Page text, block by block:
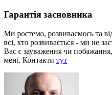
Гарантія засновника
Ми ростемо, розвиваємось та
всі, хто розвивається - ми не
Вас є зауваження чи
мені. Контакти тут